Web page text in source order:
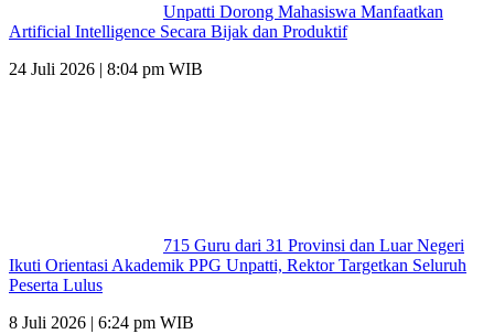
Unpatti Dorong Mahasiswa Manfaatkan
Artificial Intelligence Secara Bijak dan Produktif
24 Juli 2026 | 8:04 pm WIB
715 Guru dari 31 Provinsi dan Luar Negeri
Ikuti Orientasi Akademik PPG Unpatti, Rektor Targetkan Seluruh
Peserta Lulus
8 Juli 2026 | 6:24 pm WIB